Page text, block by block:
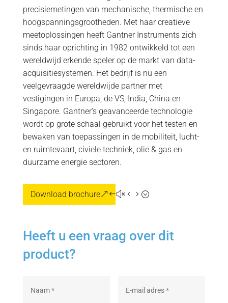
precisiemetingen van mechanische, thermische en
hoogspanningsgrootheden. Met haar creatieve
meetoplossingen heeft Gantner Instruments zich
sinds haar oprichting in 1982 ontwikkeld tot een
wereldwijd erkende speler op de markt van data-
acquisitiesystemen. Het bedrijf is nu een
veelgevraagde wereldwijde partner met
vestigingen in Europa, de VS, India, China en
Singapore. Gantner's geavanceerde technologie
wordt op grote schaal gebruikt voor het testen en
bewaken van toepassingen in de mobiliteit, lucht-
en ruimtevaart, civiele techniek, olie & gas en
duurzame energie sectoren.
Download brochure
Heeft u een vraag over dit
product?